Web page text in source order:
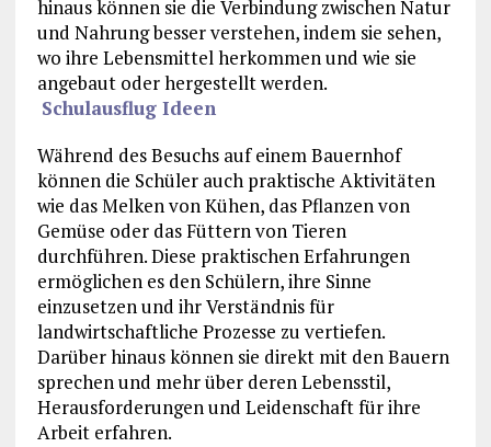
hinaus können sie die Verbindung zwischen Natur
und Nahrung besser verstehen, indem sie sehen,
wo ihre Lebensmittel herkommen und wie sie
angebaut oder hergestellt werden.
Schulausflug Ideen
Während des Besuchs auf einem Bauernhof
können die Schüler auch praktische Aktivitäten
wie das Melken von Kühen, das Pflanzen von
Gemüse oder das Füttern von Tieren
durchführen. Diese praktischen Erfahrungen
ermöglichen es den Schülern, ihre Sinne
einzusetzen und ihr Verständnis für
landwirtschaftliche Prozesse zu vertiefen.
Darüber hinaus können sie direkt mit den Bauern
sprechen und mehr über deren Lebensstil,
Herausforderungen und Leidenschaft für ihre
Arbeit erfahren.